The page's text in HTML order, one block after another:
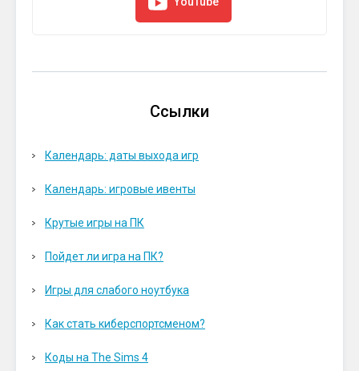
Ссылки
Календарь: даты выхода игр
Календарь: игровые ивенты
Крутые игры на ПК
Пойдет ли игра на ПК?
Игры для слабого ноутбука
Как стать киберспортсменом?
Коды на The Sims 4